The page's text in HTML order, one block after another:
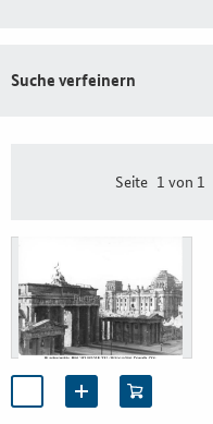
Suche verfeinern
Seite 1 von 1